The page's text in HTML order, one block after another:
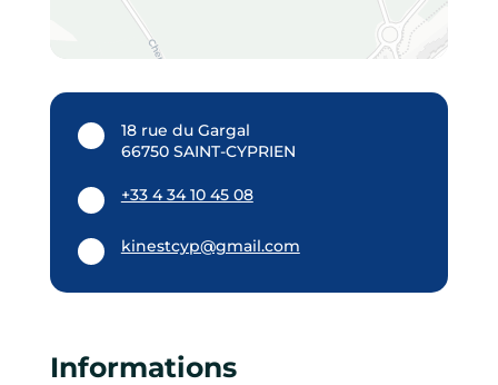
18 rue du Gargal
66750 SAINT-CYPRIEN
+33 4 34 10 45 08
kinestcyp@gmail.com
Informations